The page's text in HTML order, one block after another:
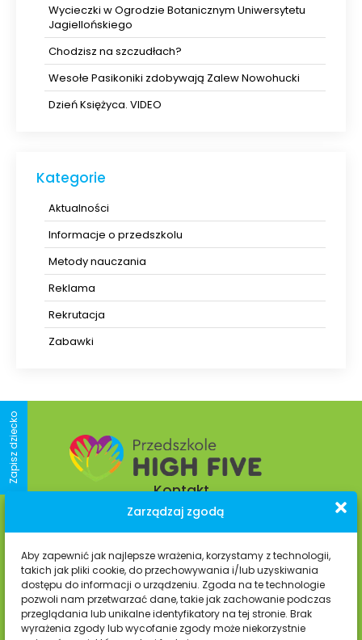
Zarządzaj zgodą
Aby zapewnić jak najlepsze wrażenia, korzystamy z technologii,
takich jak pliki cookie, do przechowywania i/lub uzyskiwania
dostępu do informacji o urządzeniu. Zgoda na te technologie
pozwoli nam przetwarzać dane, takie jak zachowanie podczas
przeglądania lub unikalne identyfikatory na tej stronie. Brak
wyrażenia zgody lub wycofanie zgody może niekorzystnie
Wycieczki w Ogrodzie Botanicznym Uniwersytetu
Jagiellońskiego
Chodzisz na szczudłach?
Wesołe Pasikoniki zdobywają Zalew Nowohucki
Dzień Księżyca. VIDEO
Kategorie
Aktualności
Informacje o przedszkolu
Metody nauczania
Reklama
Rekrutacja
Zabawki
Zapisz dziecko
Kontakt
os. Kolorowe 9 D-E,
31-939 Kraków
+48 535 035 650
przedszkolehighfive@gmail.com